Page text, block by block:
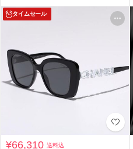
タイムセール
¥66,310送料込